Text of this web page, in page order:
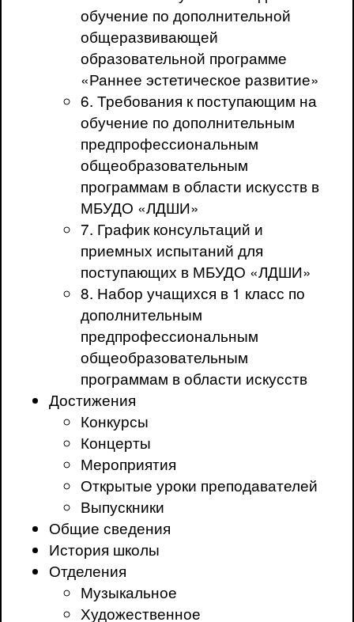
обучение по дополнительной
общеразвивающей
образовательной программе
«Раннее эстетическое развитие»
6. Требования к поступающим на
обучение по дополнительным
предпрофессиональным
общеобразовательным
программам в области искусств в
МБУДО «ЛДШИ»
7. График консультаций и
приемных испытаний для
поступающих в МБУДО «ЛДШИ»
8. Набор учащихся в 1 класс по
дополнительным
предпрофессиональным
общеобразовательным
программам в области искусств
Достижения
Конкурсы
Концерты
Мероприятия
Открытые уроки преподавателей
Выпускники
Общие сведения
История школы
Отделения
Музыкальное
Художественное